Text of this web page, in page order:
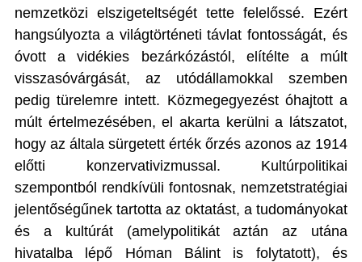
nemzetközi elszigeteltségét tette felelőssé. Ezért
hangsúlyozta a világtörténeti távlat fontosságát, és
óvott a vidékies bezárkózástól, elítélte a múlt
visszasóvárgását, az utódállamokkal szemben
pedig türelemre intett. Közmegegyezést óhajtott a
múlt értelmezésében, el akarta kerülni a látszatot,
hogy az általa sürgetett érték őrzés azonos az 1914
előtti konzervativizmussal. Kultúrpolitikai
szempontból rendkívüli fontosnak, nemzetstratégiai
jelentőségűnek tartotta az oktatást, a tudományokat
és a kultúrát (amelypolitikát aztán az utána
hivatalba lépő Hóman Bálint is folytatott), és